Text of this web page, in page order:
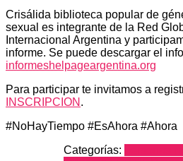
Crisálida biblioteca popular de
sexual es integrante de la Red
Internacional Argentina y
informe. Se puede descargar el
informeshelpageargentina.org
Para participar te invitamos a
INSCRIPCION .
#NoHayTiempo #EsAhora #Ahora
Categorías: